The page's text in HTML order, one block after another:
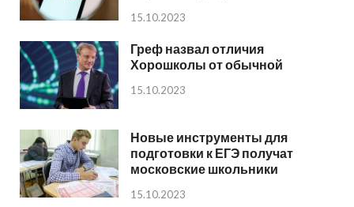
15.10.2023
Греф назвал отличия
Хорошколы от обычной
15.10.2023
Новые инструменты для
подготовки к ЕГЭ получат
московские школьники
15.10.2023